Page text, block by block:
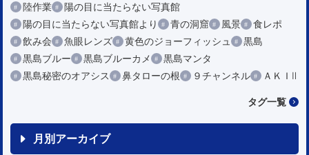
陸作業
陽の目に当たらない写真館
陽の目に当たらない写真館より
青の洞窟 風景
食レポ
飲み会
魚眼レンズ 黄色のジョーフィッシュ
黒島
黒島ブルー
黒島ブルーカメ
黒島マンタ
黒島秘密のオアシス
鼻タローの根 ９チャンネル ＡＫＩⅡ
タグ一覧
月別アーカイブ